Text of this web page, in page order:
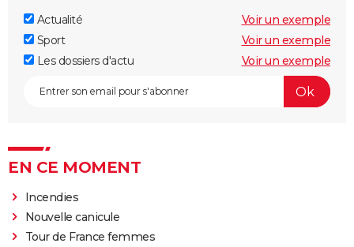
Actualité
Voir un exemple
Sport
Voir un exemple
Les dossiers d'actu
Voir un exemple
EN CE MOMENT
Incendies
Nouvelle canicule
Tour de France femmes